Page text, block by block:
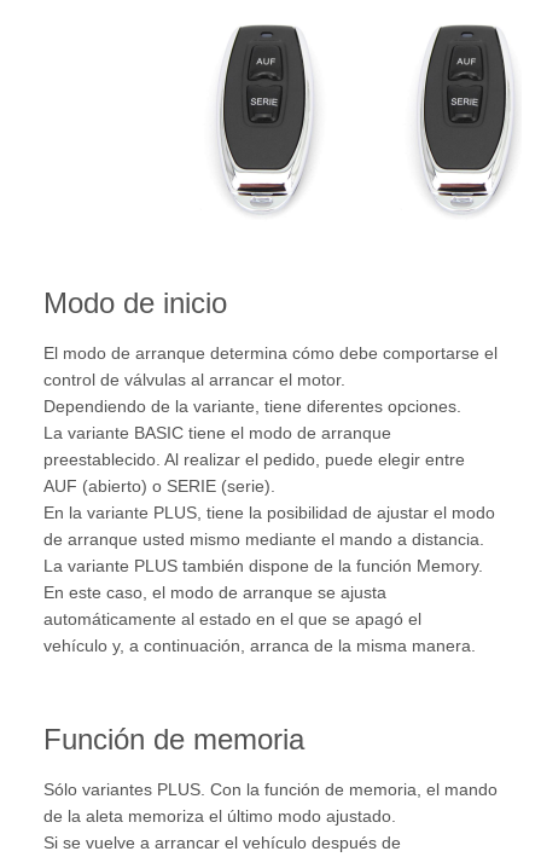
Modo de inicio
El modo de arranque determina cómo debe comportarse el
control de válvulas al arrancar el motor.
Dependiendo de la variante, tiene diferentes opciones.
La variante BASIC tiene el modo de arranque
preestablecido. Al realizar el pedido, puede elegir entre
AUF (abierto) o SERIE (serie).
En la variante PLUS, tiene la posibilidad de ajustar el modo
de arranque usted mismo mediante el mando a distancia.
La variante PLUS también dispone de la función Memory.
En este caso, el modo de arranque se ajusta
automáticamente al estado en el que se apagó el
vehículo y, a continuación, arranca de la misma manera.
Función de memoria
Sólo variantes PLUS. Con la función de memoria, el mando
de la aleta memoriza el último modo ajustado.
Si se vuelve a arrancar el vehículo después de